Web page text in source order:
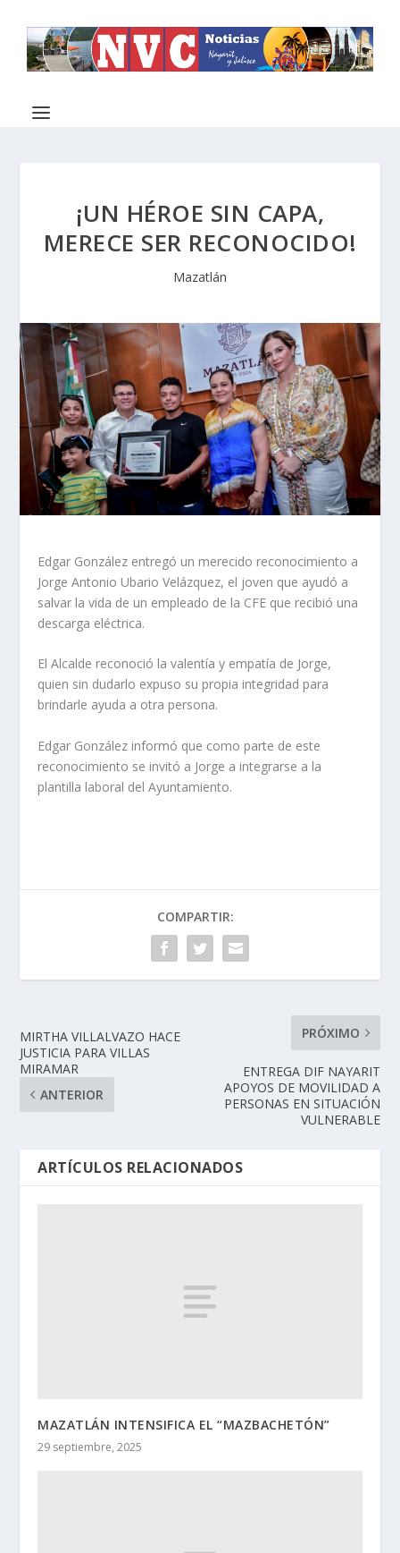
¡UN HÉROE SIN CAPA,
MERECE SER RECONOCIDO!
Mazatlán
Edgar González entregó un merecido reconocimiento a
Jorge Antonio Ubario Velázquez, el joven que ayudó a
salvar la vida de un empleado de la CFE que recibió una
descarga eléctrica.
El Alcalde reconoció la valentía y empatía de Jorge,
quien sin dudarlo expuso su propia integridad para
brindarle ayuda a otra persona.
Edgar González informó que como parte de este
reconocimiento se invitó a Jorge a integrarse a la
plantilla laboral del Ayuntamiento.
COMPARTIR:
MIRTHA VILLALVAZO HACE
JUSTICIA PARA VILLAS
MIRAMAR
ANTERIOR
PRÓXIMO
ENTREGA DIF NAYARIT
APOYOS DE MOVILIDAD A
PERSONAS EN SITUACIÓN
VULNERABLE
ARTÍCULOS RELACIONADOS
MAZATLÁN INTENSIFICA EL “MAZBACHETÓN”
29 septiembre, 2025